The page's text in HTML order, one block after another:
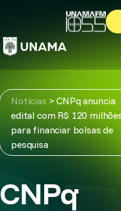
Notícias >CNPq anuncia
edital com R$ 120
para financiar bolsas de
pesquisa
CNPq